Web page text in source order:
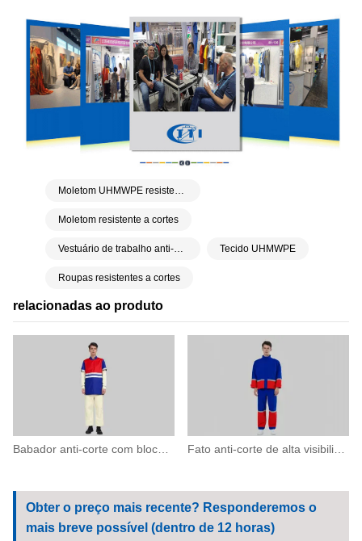
relacionadas ao produto
Babador anti-corte com blocos de cores e tiras refletivas Fato anti-corte de alta visibilidade com faixas refletivas
Moletom UHMWPE resistente a cortes
Moletom resistente a cortes
Vestuário de trabalho anti-corte Tecido UHMWPE
Roupas resistentes a cortes
Obter o preço mais recente? Responderemos o
mais breve possível (dentro de 12 horas)